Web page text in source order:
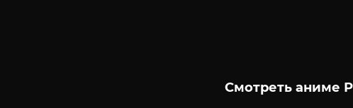
Смотреть аниме